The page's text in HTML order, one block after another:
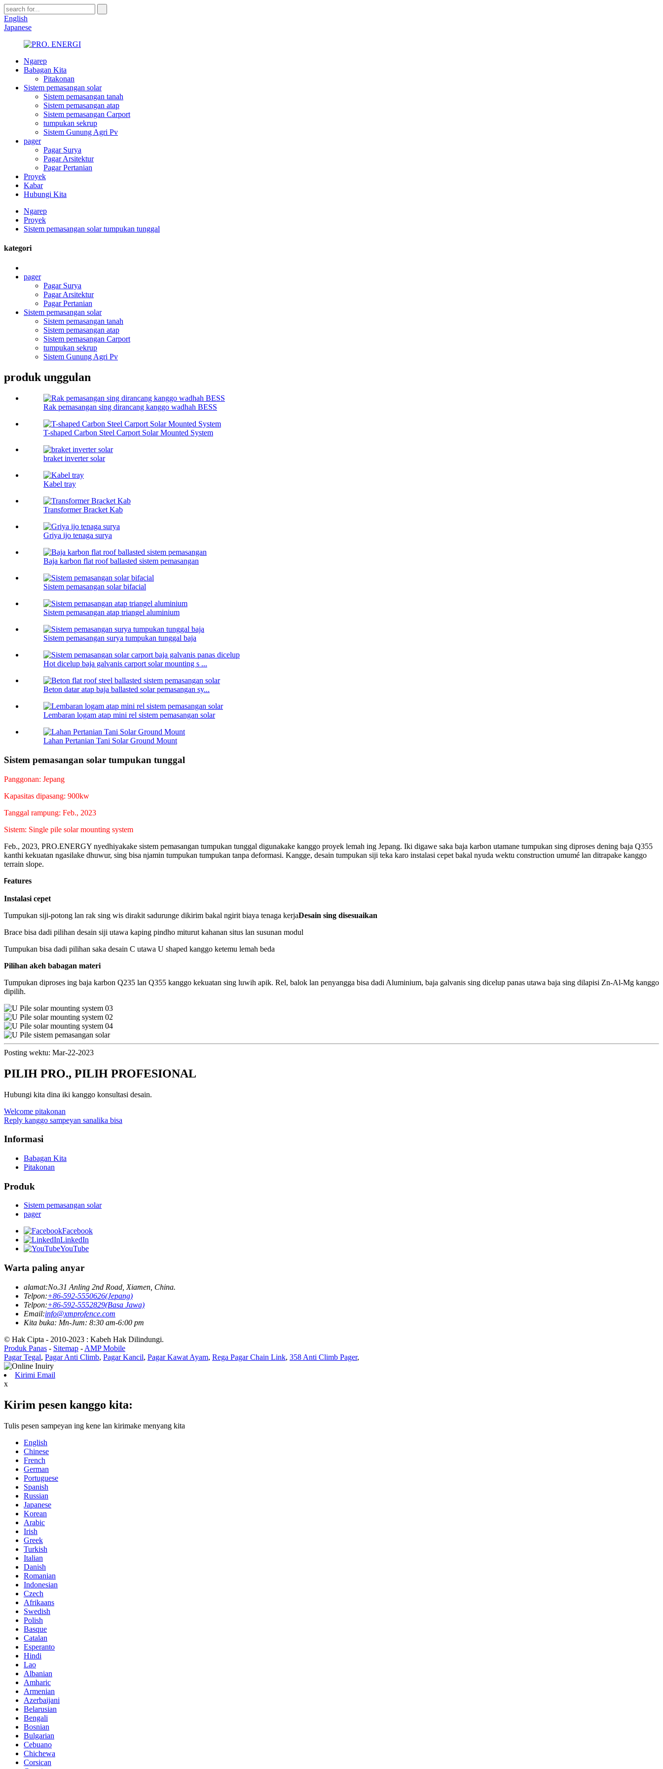
English
Japanese
Ngarep
Babagan Kita
Pitakonan
Sistem pemasangan solar
Sistem pemasangan tanah
Sistem pemasangan atap
Sistem pemasangan Carport
tumpukan sekrup
Sistem Gunung Agri Pv
pager
Pagar Surya
Pagar Arsitektur
Pagar Pertanian
Proyek
Kabar
Hubungi Kita
Ngarep
Proyek
Sistem pemasangan solar tumpukan tunggal
kategori
pager
Pagar Surya
Pagar Arsitektur
Pagar Pertanian
Sistem pemasangan solar
Sistem pemasangan tanah
Sistem pemasangan atap
Sistem pemasangan Carport
tumpukan sekrup
Sistem Gunung Agri Pv
produk unggulan
Rak pemasangan sing dirancang kanggo wadhah BESS
T-shaped Carbon Steel Carport Solar Mounted System
braket inverter solar
Kabel tray
Transformer Bracket Kab
Griya ijo tenaga surya
Baja karbon flat roof ballasted sistem pemasangan
Sistem pemasangan solar bifacial
Sistem pemasangan atap triangel aluminium
Sistem pemasangan surya tumpukan tunggal baja
Hot dicelup baja galvanis carport solar mounting s ...
Beton datar atap baja ballasted solar pemasangan sy...
Lembaran logam atap mini rel sistem pemasangan solar
Lahan Pertanian Tani Solar Ground Mount
Sistem pemasangan solar tumpukan tunggal
Panggonan: Jepang
Kapasitas dipasang: 900kw
Tanggal rampung: Feb., 2023
Sistem: Single pile solar mounting system
Feb., 2023, PRO.ENERGY nyedhiyakake sistem pemasangan tumpukan tunggal digunakake kanggo proyek lemah ing Jepang. Iki digawe saka baja karbon utamane tumpukan sing diproses dening baja Q355
kanthi kekuatan ngasilake dhuwur, sing bisa njamin tumpukan tumpukan tanpa deformasi. Kangge, desain tumpukan siji teka karo instalasi cepet bakal nyuda wektu construction umumé lan ditrapake kanggo
terrain slope.
Features
Instalasi cepet
Tumpukan siji-potong lan rak sing wis dirakit sadurunge dikirim bakal ngirit biaya tenaga kerjaDesain sing disesuaikan
Brace bisa dadi pilihan desain siji utawa kaping pindho miturut kahanan situs lan susunan modul
Tumpukan bisa dadi pilihan saka desain C utawa U shaped kanggo ketemu lemah beda
Pilihan akeh babagan materi
Tumpukan diproses ing baja karbon Q235 lan Q355 kanggo kekuatan sing luwih apik. Rel, balok lan penyangga bisa dadi Aluminium, baja galvanis sing dicelup panas utawa baja sing dilapisi Zn-Al-Mg kanggo
dipilih.
Posting wektu: Mar-22-2023
PILIH PRO., PILIH PROFESIONAL
Hubungi kita dina iki kanggo konsultasi desain.
Welcome pitakonan
Reply kanggo sampeyan sanalika bisa
Informasi
Babagan Kita
Pitakonan
Produk
Sistem pemasangan solar
pager
Facebook
LinkedIn
YouTube
Warta paling anyar
alamat:No.31 Anling 2nd Road, Xiamen, China.
Telpon:+86-592-5550626(Jepang)
Telpon:+86-592-5552829(Basa Jawa)
Email:info@xmprofence.com
Kita buka: Mn-Jum: 8:30 am-6:00 pm
© Hak Cipta - 2010-2023 : Kabeh Hak Dilindungi.
Produk Panas - Sitemap - AMP Mobile
Pagar Tegal, Pagar Anti Climb, Pagar Kancil, Pagar Kawat Ayam, Rega Pagar Chain Link, 358 Anti Climb Pager,
Kirimi Email
x
Kirim pesen kanggo kita:
Tulis pesen sampeyan ing kene lan kirimake menyang kita
English
Chinese
French
German
Portuguese
Spanish
Russian
Japanese
Korean
Arabic
Irish
Greek
Turkish
Italian
Danish
Romanian
Indonesian
Czech
Afrikaans
Swedish
Polish
Basque
Catalan
Esperanto
Hindi
Lao
Albanian
Amharic
Armenian
Azerbaijani
Belarusian
Bengali
Bosnian
Bulgarian
Cebuano
Chichewa
Corsican